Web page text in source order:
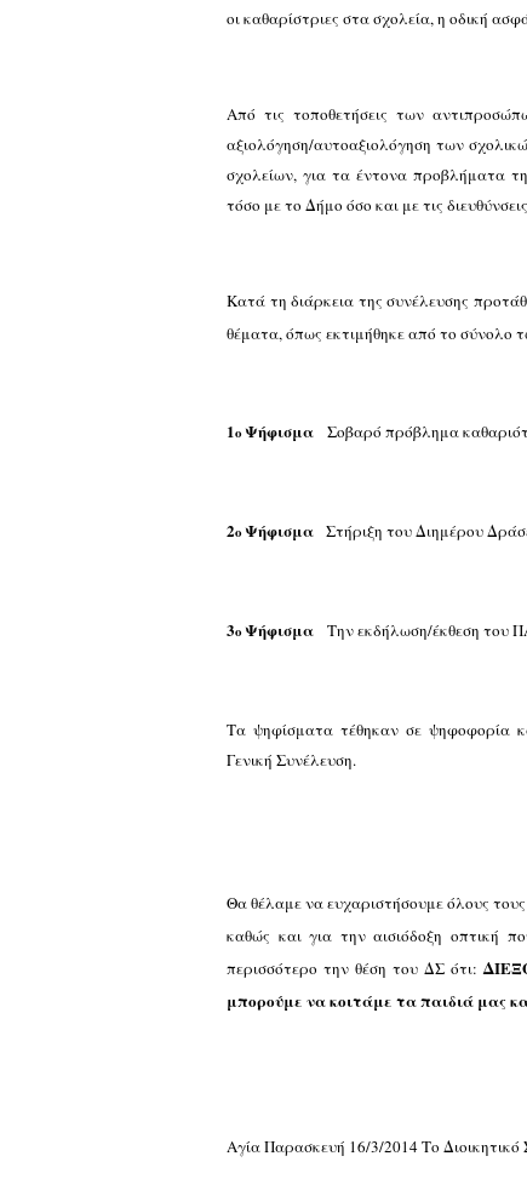
οι καθαρίστριες στα σχολεία, η οδική
Από τις τοποθετήσεις των
αξιολόγηση/αυτοαξιολόγηση των
σχολείων, για τα έντονα προβλήματα
τόσο με το Δήμο όσο και με τις
Kατά τη διάρκεια της συνέλευσης
θέματα, όπως εκτιμήθηκε από το σύνολο
1οΨήφισμα Σοβαρό πρόβλημα
2οΨήφισμα Στήριξη του Διημέρου
3οΨήφισμα Την εκδήλωση/έκθεση του
Τα ψηφίσματα τέθηκαν σε ψηφοφορία
Γενική Συνέλευση.
Θα θέλαμε να ευχαριστήσουμε όλους
καθώς και για την αισιόδοξη οπτική
περισσότερο την θέση του ΔΣ ότι:
μπορούμε να κοιτάμε τα παιδιά μας
Αγία Παρασκευή 16/3/2014 Το Διοικητικό